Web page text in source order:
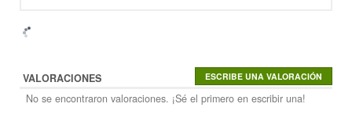
VALORACIONES
No se encontraron valoraciones. ¡Sé el primero en escribir una!